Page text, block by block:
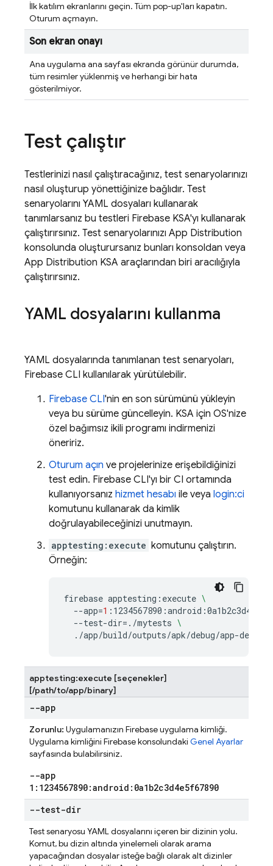
İlk katılım ekranlarını geçin. Tüm pop-up'ları kapatın.
Oturum açmayın.
Son ekran onayı
Ana uygulama ana sayfası ekranda görünür durumda,
tüm resimler yüklenmiş ve herhangi bir hata
gösterilmiyor.
Test çalıştır
Testlerinizi nasıl çalıştıracağınız, test senaryolarınızı
nasıl oluşturup yönettiğinize bağlıdır. Test
senaryolarını YAML dosyaları kullanarak
tanımlarsanız bu testleri Firebase KSA'yı kullanarak
çalıştırırsınız. Test senaryolarınızı App Distribution
konsolunda oluşturursanız bunları konsoldan veya
App Distribution KSA araçlarından biri aracılığıyla
çalıştırırsınız.
YAML dosyalarını kullanma
YAML dosyalarında tanımlanan test senaryoları,
Firebase CLI kullanılarak yürütülebilir.
Firebase CLI'nin en son sürümünü yükleyin
veya bu sürüme güncelleyin. KSA için OS'nize
özel bağımsız ikili programı indirmenizi
öneririz.
Oturum açın ve projelerinize erişebildiğinizi
test edin. Firebase CLI'yı bir CI ortamında
kullanıyorsanız hizmet hesabı ile veya login:ci
komutunu kullanarak da kimlik
doğrulayabileceğinizi unutmayın.
apptesting:execute komutunu çalıştırın.
Örneğin:
firebase apptesting:execute \
--app=1
--test-dir= ./mytests \
apptesting:execute [seçenekler]
[/path/to/app/binary]
--app
Zorunlu: Uygulamanızın Firebase uygulama kimliği.
Uygulama kimliğini Firebasekonsolundaki Genel Ayarlar
sayfasında bulabilirsiniz.
--app
1:1234567890:android:0a1b2c3d4e5f67890
--test-dir
Test senaryosu YAML dosyalarını içeren bir dizinin yolu.
Komut, bu dizin altında yinelemeli olarak arama
yapacağından dosyalar isteğe bağlı olarak alt dizinler